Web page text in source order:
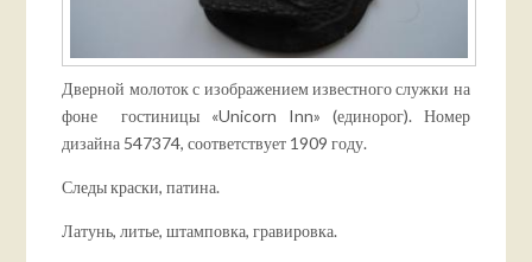
Дверной молоток с изображением известного служки на
фоне гостиницы «Unicorn Inn» (единорог). Номер
дизайна 547374, соответствует 1909 году.
Следы краски, патина.
Латунь, литье, штамповка, гравировка.